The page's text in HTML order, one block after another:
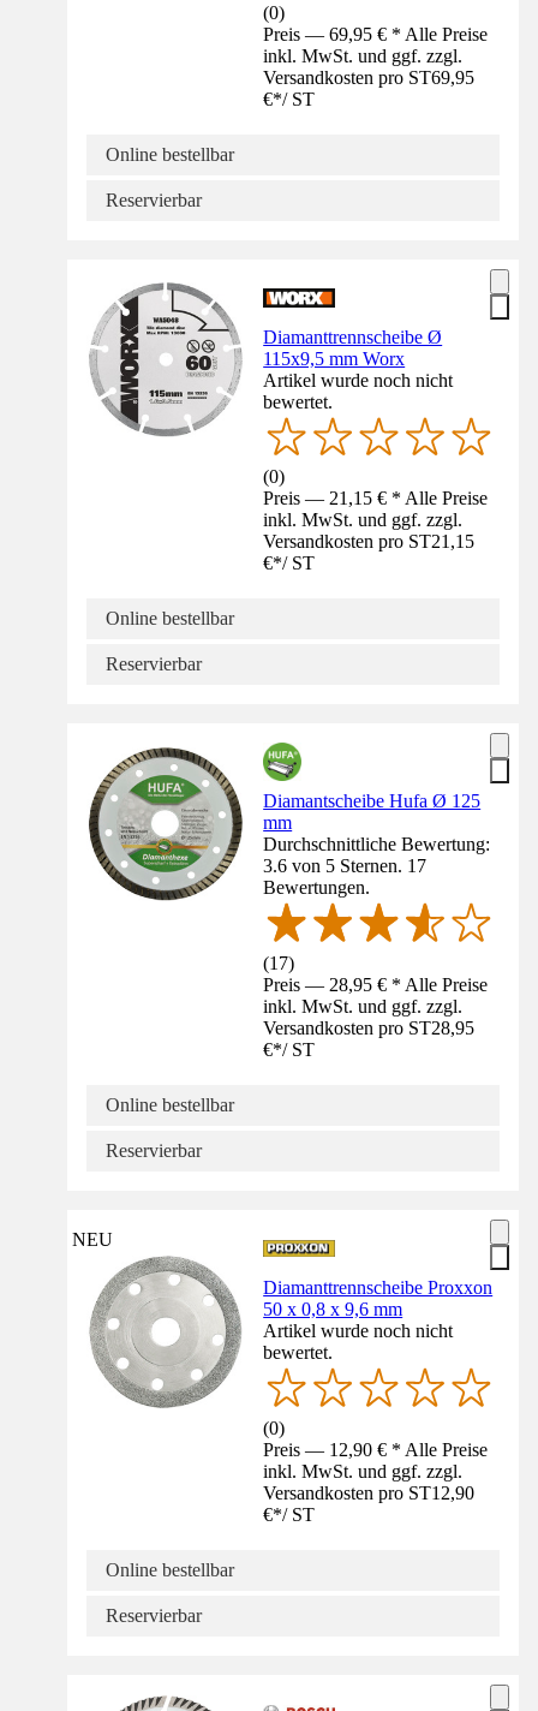
(0)
Preis — 69,95 € * Alle Preise
inkl. MwSt. und ggf. zzgl.
Versandkosten pro ST69,95
€*/ ST
Online bestellbar
Reservierbar
Diamanttrennscheibe Ø
115x9,5 mm Worx
Artikel wurde noch nicht
bewertet.
(0)
Preis — 21,15 € * Alle Preise
inkl. MwSt. und ggf. zzgl.
Versandkosten pro ST21,15
€*/ ST
Online bestellbar
Reservierbar
Diamantscheibe Hufa Ø 125
mm
Durchschnittliche Bewertung:
3.6 von 5 Sternen. 17
Bewertungen.
(17)
Preis — 28,95 € * Alle Preise
inkl. MwSt. und ggf. zzgl.
Versandkosten pro ST28,95
€*/ ST
Online bestellbar
Reservierbar
NEU
Diamanttrennscheibe Proxxon
50 x 0,8 x 9,6 mm
Artikel wurde noch nicht
bewertet.
(0)
Preis — 12,90 € * Alle Preise
inkl. MwSt. und ggf. zzgl.
Versandkosten pro ST12,90
€*/ ST
Online bestellbar
Reservierbar